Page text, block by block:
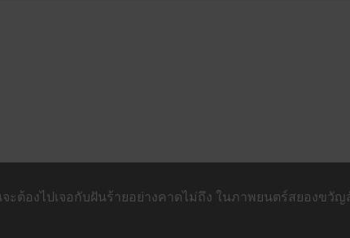
ะต้องไปเจอกับฝันร้ายอย่างคาดไม่ถึง ในภาพยนตร์สยองขวัญ